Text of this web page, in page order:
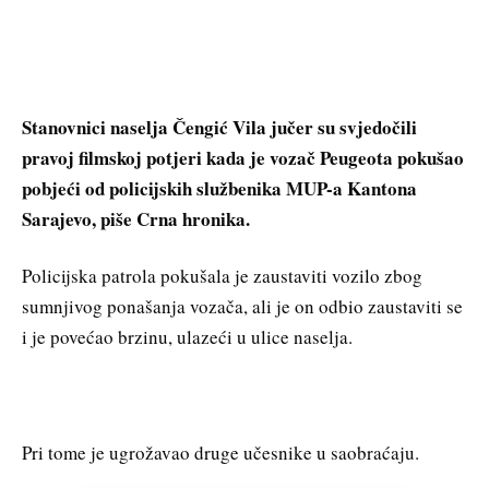
Stanovnici naselja Čengić Vila jučer su svjedočili
pravoj filmskoj potjeri kada je vozač Peugeota pokušao
pobjeći od policijskih službenika MUP-a Kantona
Sarajevo, piše Crna hronika.
Policijska patrola pokušala je zaustaviti vozilo zbog
sumnjivog ponašanja vozača, ali je on odbio zaustaviti se
i je povećao brzinu, ulazeći u ulice naselja.
Pri tome je ugrožavao druge učesnike u saobraćaju.